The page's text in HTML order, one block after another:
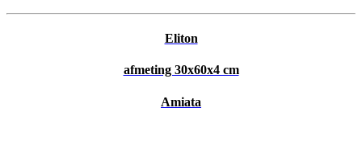
Eliton
afmeting 30x60x4 cm
Amiata